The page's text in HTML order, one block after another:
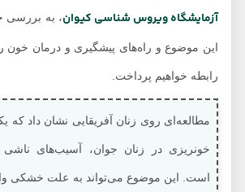
آزمایشگاه ویروس شناسی کیوان، به بررسی
این موضوع و راه‌های پیشگیری و درمان خون ریزی
رابطه خواهیم پرداخت.
مطالعه‌ای روی زنان آفریقایی نشان داد که یکی
خونریزی در زنان جوان، آسیب‌های ناشی از
است. این موضوع می‌تواند به علت خشکی